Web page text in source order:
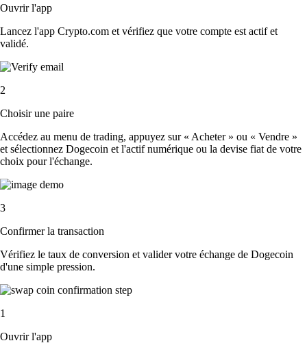
Ouvrir l'app
Lancez l'app Crypto.com et vérifiez que votre compte est actif et
validé.
2
Choisir une paire
Accédez au menu de trading, appuyez sur « Acheter » ou « Vendre »
et sélectionnez Dogecoin et l'actif numérique ou la devise fiat de votre
choix pour l'échange.
3
Confirmer la transaction
Vérifiez le taux de conversion et valider votre échange de Dogecoin
d'une simple pression.
1
Ouvrir l'app